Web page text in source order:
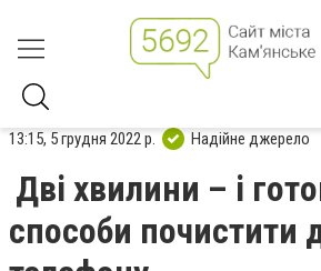
13:15, 5 грудня 2022 р. Надійне джерело
Дві хвилини – і
способи почистити